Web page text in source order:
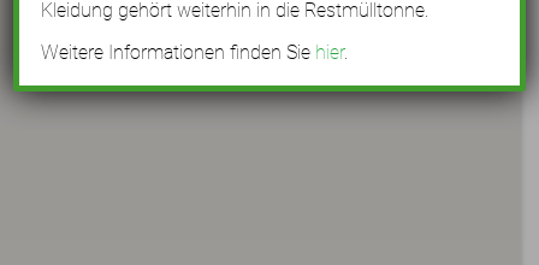
Kleidung gehört weiterhin in die Restmülltonne.
Weitere Informationen finden Sie hier.